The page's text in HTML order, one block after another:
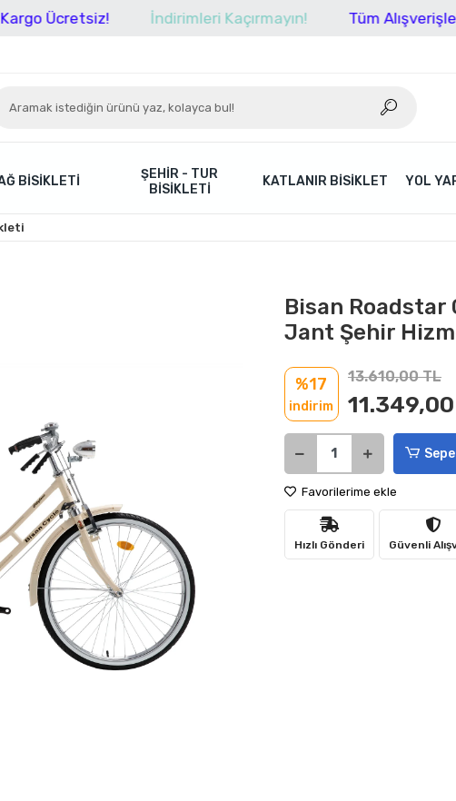
İndirimleri Kaçırmayın! Tüm Alışverişlerinizde
BISIKLETI
ŞEHIR - TUR
BISIKLETI
KATLANIR BISIKLET YOL
Bisan Roadstar
Jant Şehir
%17
indirim
13.610,00 TL
Favorilerime ekle
Hızlı Gönderi Güvenli